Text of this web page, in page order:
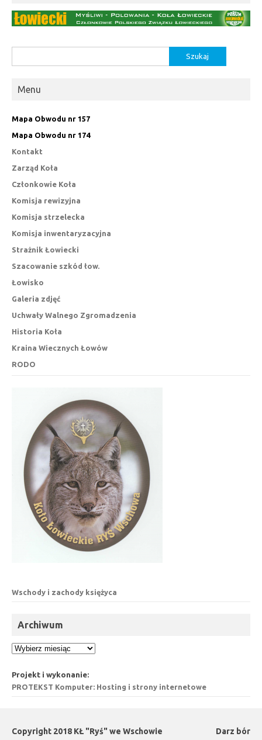
Menu
Mapa Obwodu nr 157
Mapa Obwodu nr 174
Kontakt
Zarząd Koła
Członkowie Koła
Komisja rewizyjna
Komisja strzelecka
Komisja inwentaryzacyjna
Strażnik Łowiecki
Szacowanie szkód łow.
Łowisko
Galeria zdjęć
Uchwały Walnego Zgromadzenia
Historia Koła
Kraina Wiecznych Łowów
RODO
Wschody i zachody księżyca
Archiwum
Archiwum
Projekt i wykonanie:
PROTEKST Komputer: Hosting i strony internetowe
Copyright 2018 KŁ "Ryś" we Wschowie Darz bór